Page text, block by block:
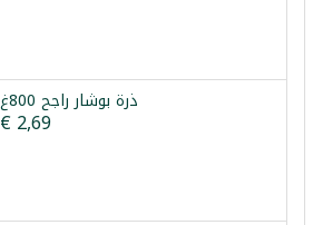
ذرة بوشار راجح 800غ
€ 2,69